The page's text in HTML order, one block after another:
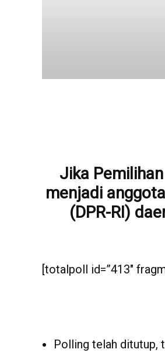
Jika
menjadi
(DPR-RI)
[totalpoll id=”413″
Polling telah ditutup,